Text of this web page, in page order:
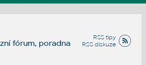
RSS tipy
RSS diskuze
fórum, poradna